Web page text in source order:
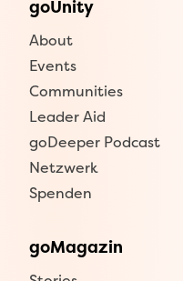
goUnity
About
Events
Communities
Leader Aid
goDeeper Podcast
Netzwerk
Spenden
goMagazin